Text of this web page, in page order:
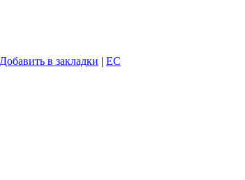
Добавить в закладки | EC